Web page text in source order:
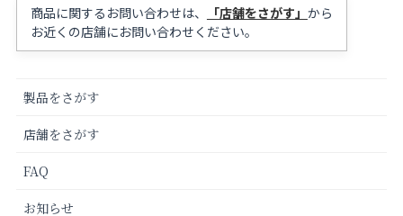
商品に関するお問い合わせは、 「店舗をさがす」 から
お近くの店舗にお問い合わせください。
製品をさがす
店舗をさがす
FAQ
お知らせ